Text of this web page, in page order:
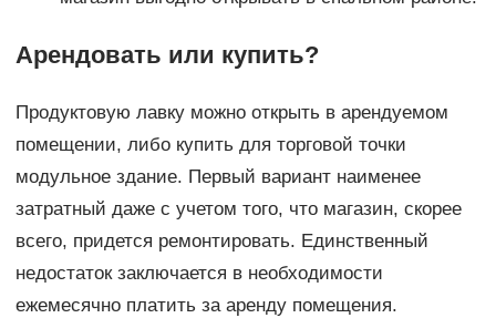
Арендовать или купить?
Продуктовую лавку можно открыть в арендуемом
помещении, либо купить для торговой точки
модульное здание. Первый вариант наименее
затратный даже с учетом того, что магазин, скорее
всего, придется ремонтировать. Единственный
недостаток заключается в необходимости
ежемесячно платить за аренду помещения.